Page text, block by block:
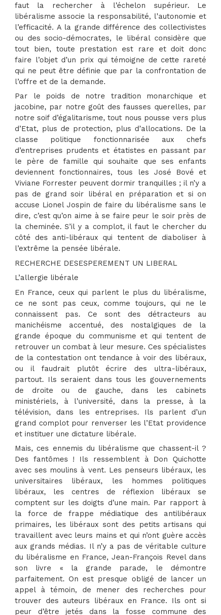
faut la rechercher à l’échelon supérieur. Le
libéralisme associe la responsabilité, l’autonomie et
l’efficacité. A la grande différence des collectivistes
ou des socio-démocrates, le libéral considère que
tout bien, toute prestation est rare et doit donc
faire l’objet d’un prix qui témoigne de cette rareté
qui ne peut être définie que par la confrontation de
l’offre et de la demande.
Par le poids de notre tradition monarchique et
jacobine, par notre goût des fausses querelles, par
notre soif d’égalitarisme, tout nous pousse vers plus
d’Etat, plus de protection, plus d’allocations. De la
classe politique fonctionnarisée aux chefs
d’entreprises prudents et étatistes en passant par
le père de famille qui souhaite que ses enfants
deviennent fonctionnaires, tous les José Bové et
Viviane Forrester peuvent dormir tranquilles ; il n’y a
pas de grand soir libéral en préparation et si on
accuse Lionel Jospin de faire du libéralisme sans le
dire, c’est qu’on aime à se faire peur le soir près de
la cheminée. S’il y a complot, il faut le chercher du
côté des anti-libéraux qui tentent de diaboliser à
l’extrême la pensée libérale.
RECHERCHE DESESPEREMENT UN LIBERAL
L’allergie libérale
En France, ceux qui parlent le plus du libéralisme,
ce ne sont pas ceux, comme toujours, qui ne le
connaissent pas. Ce sont des détracteurs au
manichéisme accentué, des nostalgiques de la
grande époque du communisme et qui tentent de
retrouver un combat à leur mesure. Ces spécialistes
de la contestation ont tendance à voir des libéraux,
ou il faudrait plutôt écrire des ultra-libéraux,
partout. Ils seraient dans tous les gouvernements
de droite ou de gauche, dans les cabinets
ministériels, à l’université, dans la presse, à la
télévision, dans les entreprises. Ils parlent d’un
grand complot pour renverser les l’Etat providence
et instituer une dictature libérale.
Mais, ces ennemis du libéralisme que chassent-il ?
Des fantômes ! Ils ressemblent à Don Quichotte
avec ses moulins à vent. Les penseurs libéraux, les
universitaires libéraux, les hommes politiques
libéraux, les centres de réflexion libéraux se
comptent sur les doigts d’une main. Par rapport à
la force de frappe médiatique des antilibéraux
primaires, les libéraux sont des petits artisans qui
travaillent avec leurs mains et qui n’ont guère accès
aux grands médias. Il n’y a pas de véritable culture
du libéralisme en France, Jean-François Revel dans
son livre « la grande parade, le démontre
parfaitement. On est presque obligé de lancer un
appel à témoin, de mener des recherches pour
trouver des auteurs libéraux en France. Ils ont si
peur d’être jetés dans la fosse commune des